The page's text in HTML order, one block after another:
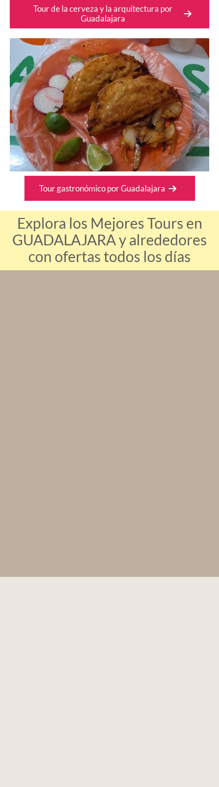
Tour de la cerveza y la arquitectura por
Guadalajara
Tour gastronómico por Guadalajara
Explora los Mejores Tours en
GUADALAJARA y alrededores
con ofertas todos los días